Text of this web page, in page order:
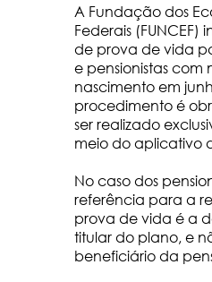
A Fundação dos
Federais (FUNCEF)
de prova de vida
e pensionistas com
nascimento em
procedimento é
ser realizado
meio do aplicativo
No caso dos
referência para a
prova de vida é a
titular do plano, e
beneficiário da